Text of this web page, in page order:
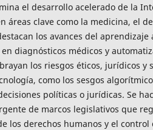
el desarrollo acelerado de la
áreas clave como la medicina, el
los avances del
diagnósticos médicos y
los riesgos éticos, jurídicos y
como los sesgos
políticas o jurídicas. Se
de marcos legislativos que
los derechos humanos y el control